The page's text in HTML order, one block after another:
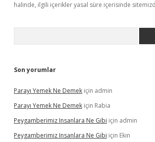
halinde, ilgili içerikler yasal süre içerisinde
Son yorumlar
Parayı Yemek Ne Demek için admin
Parayı Yemek Ne Demek için Rabia
Peygamberimiz Insanlara Ne Gibi için admin
Peygamberimiz Insanlara Ne Gibi için Ekin